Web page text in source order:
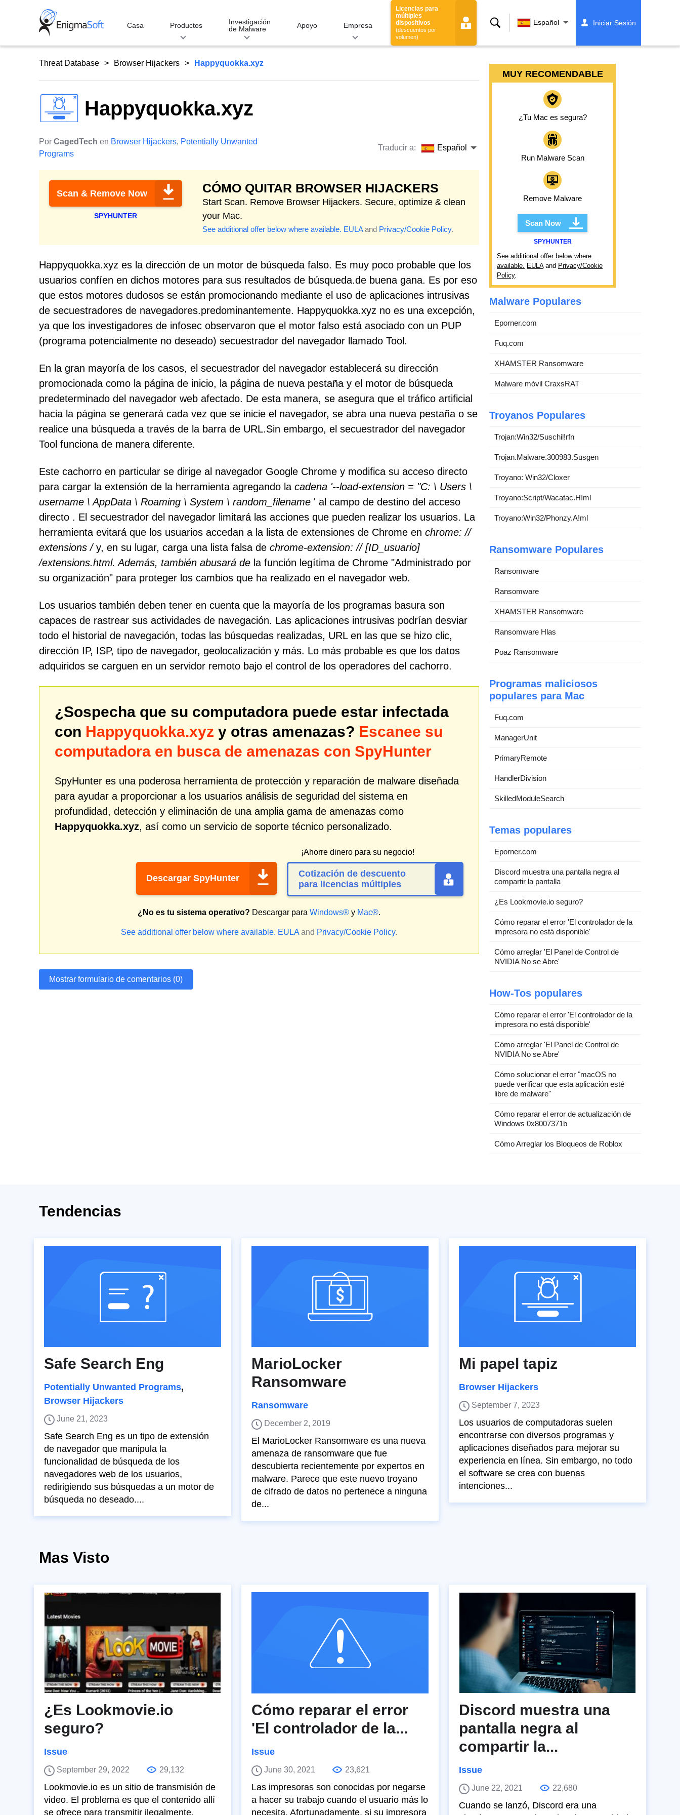
Casa Productos
Investigación
de Malware
Apoyo Empresa
Licencias para
múltiples
dispositivos
(descuentos por
volumen)
Buscar Español Iniciar Sesión
Threat Database Browser Hijackers Happyquokka.xyz
Happyquokka.xyz
Por CagedTech en Browser Hijackers, Potentially Unwanted
Programs
Traducir a: Español
Scan & Remove Now
SPYHUNTER
CÓMO QUITAR BROWSER HIJACKERS
Start Scan. Remove Browser Hijackers. Secure, optimize & clean
your Mac.
See additional offer below where available. EULAand Privacy/Cookie Policy.
Happyquokka.xyz es la dirección de un motor de búsqueda falso. Es muy poco probable que los
usuarios confíen en dichos motores para sus resultados de búsqueda.de buena gana. Es por eso
que estos motores dudosos se están promocionando mediante el uso de aplicaciones intrusivas
de secuestradores de navegadores.predominantemente. Happyquokka.xyz no es una excepción,
ya que los investigadores de infosec observaron que el motor falso está asociado con un PUP
(programa potencialmente no deseado) secuestrador del navegador llamado Tool.
En la gran mayoría de los casos, el secuestrador del navegador establecerá su dirección
promocionada como la página de inicio, la página de nueva pestaña y el motor de búsqueda
predeterminado del navegador web afectado. De esta manera, se asegura que el tráfico artificial
hacia la página se generará cada vez que se inicie el navegador, se abra una nueva pestaña o se
realice una búsqueda a través de la barra de URL.Sin embargo, el secuestrador del navegador
Tool funciona de manera diferente.
Este cachorro en particular se dirige al navegador Google Chrome y modifica su acceso directo
para cargar la extensión de la herramienta agregando la cadena '--load-extension = "C: \ Users \
username \ AppData \ Roaming \ System \ random_filename ' al campo de destino del acceso
directo . El secuestrador del navegador limitará las acciones que pueden realizar los usuarios. La
herramienta evitará que los usuarios accedan a la lista de extensiones de Chrome en chrome: //
extensions /y, en su lugar, carga una lista falsa de chrome-extension: // [ID_usuario]
/extensions.html. Además, también abusará de la función legítima de Chrome "Administrado por
su organización" para proteger los cambios que ha realizado en el navegador web.
Los usuarios también deben tener en cuenta que la mayoría de los programas basura son
capaces de rastrear sus actividades de navegación. Las aplicaciones intrusivas podrían desviar
todo el historial de navegación, todas las búsquedas realizadas, URL en las que se hizo clic,
dirección IP, ISP, tipo de navegador, geolocalización y más. Lo más probable es que los datos
adquiridos se carguen en un servidor remoto bajo el control de los operadores del cachorro.
¿Sospecha que su computadora puede estar infectada
con Happyquokka.xyz y otras amenazas? Escanee su
computadora en busca de amenazas con SpyHunter
SpyHunter es una poderosa herramienta de protección y reparación de malware diseñada
para ayudar a proporcionar a los usuarios análisis de seguridad del sistema en
profundidad, detección y eliminación de una amplia gama de amenazas como
Happyquokka.xyz, así como un servicio de soporte técnico personalizado.
Descargar SpyHunter
¡Ahorre dinero para su negocio!
Cotización de descuento
para licencias múltiples
¿No es tu sistema operativo? Descargar para Windows® y Mac®.
See additional offer below where available. EULA and Privacy/Cookie Policy.
Mostrar formulario de comentarios (0)
MUY RECOMENDABLE
¿Tu Mac es segura?
Run Malware Scan
Remove Malware
Scan Now
SPYHUNTER
See additional offer below where
available. EULAand Privacy/Cookie
Policy.
Malware Populares
Eporner.com
Fuq.com
XHAMSTER Ransomware
Malware móvil CraxsRAT
Troyanos Populares
Trojan:Win32/Suschil!rfn
Trojan.Malware.300983.Susgen
Troyano: Win32/Cloxer
Troyano:Script/Wacatac.H!ml
Troyano:Win32/Phonzy.A!ml
Ransomware Populares
Ransomware
Ransomware
XHAMSTER Ransomware
Ransomware Hlas
Poaz Ransomware
Programas maliciosos
populares para Mac
Fuq.com
ManagerUnit
PrimaryRemote
HandlerDivision
SkilledModuleSearch
Temas populares
Eporner.com
Discord muestra una pantalla negra al
compartir la pantalla
¿Es Lookmovie.io seguro?
Cómo reparar el error 'El controlador de la
impresora no está disponible'
Cómo arreglar 'El Panel de Control de
NVIDIA No se Abre'
How-Tos populares
Cómo reparar el error 'El controlador de la
impresora no está disponible'
Cómo arreglar 'El Panel de Control de
NVIDIA No se Abre'
Cómo solucionar el error "macOS no
puede verificar que esta aplicación esté
libre de malware"
Cómo reparar el error de actualización de
Windows 0x8007371b
Cómo Arreglar los Bloqueos de Roblox
Tendencias
Safe Search Eng
Potentially Unwanted Programs,
Browser Hijackers
June 21, 2023
Safe Search Eng es un tipo de extensión
de navegador que manipula la
funcionalidad de búsqueda de los
navegadores web de los usuarios,
redirigiendo sus búsquedas a un motor de
búsqueda no deseado....
MarioLocker
Ransomware
Ransomware
December 2, 2019
El MarioLocker Ransomware es una nueva
amenaza de ransomware que fue
descubierta recientemente por expertos en
malware. Parece que este nuevo troyano
de cifrado de datos no pertenece a ninguna
de...
Mi papel tapiz
Browser Hijackers
September 7, 2023
Los usuarios de computadoras suelen
encontrarse con diversos programas y
aplicaciones diseñados para mejorar su
experiencia en línea. Sin embargo, no todo
el software se crea con buenas
intenciones...
Mas Visto
¿Es Lookmovie.io
seguro?
Issue
September 29, 2022 29,132
Lookmovie.io es un sitio de transmisión de
video. El problema es que el contenido allí
se ofrece para transmitir ilegalmente.
Cómo reparar el error
'El controlador de la...
Issue
June 30, 2021 23,621
Las impresoras son conocidas por negarse
a hacer su trabajo cuando el usuario más lo
necesita. Afortunadamente, si su impresora
Discord muestra una
pantalla negra al
compartir la...
Issue
June 22, 2021 22,680
Cuando se lanzó, Discord era una